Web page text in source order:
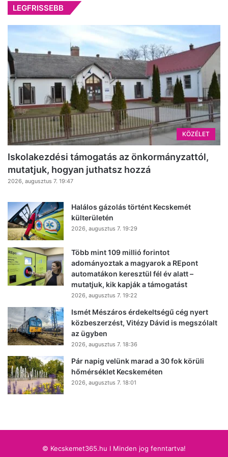
LEGFRISSEBB
KÖZÉLET
Iskolakezdési támogatás az önkormányzattól,
mutatjuk, hogyan juthatsz hozzá
2026, augusztus 7. 19:47
Halálos gázolás történt Kecskemét
külterületén
2026, augusztus 7. 19:29
Több mint 109 millió forintot
adományoztak a magyarok a REpont
automatákon keresztül fél év alatt –
mutatjuk, kik kapják a támogatást
2026, augusztus 7. 19:22
Ismét Mészáros érdekeltségű cég nyert
közbeszerzést, Vitézy Dávid is megszólalt
az ügyben
2026, augusztus 7. 18:36
Pár napig velünk marad a 30 fok körüli
hőmérséklet Kecskeméten
2026, augusztus 7. 18:01
© Kecskemet365.hu I Minden jog fenntartva!